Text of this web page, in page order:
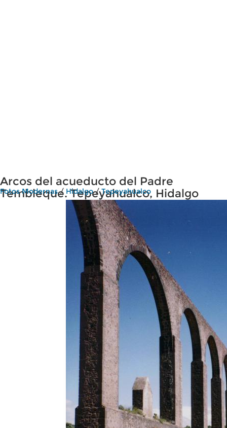
Arcos del acueducto del Padre
Tembleque. Tepeyahualco, Hidalgo
Fotos Modernas/ Hidalgo/Tepeyahualco